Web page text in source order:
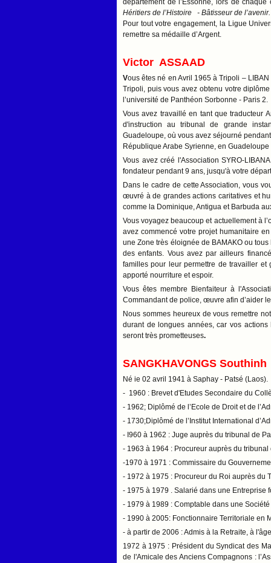
département de l’Essonne, lors de
Héritiers de l’Histoire - Bâtisseur de l’avenir.
Pour tout votre engagement, la Ligue
remettre sa médaille d’Argent.
Victor ASSAAD
Vous êtes né en Avril 1965 à Tripoli –
Tripoli, puis vous avez obtenu votre
l’université de Panthéon Sorbonne - Paris 2.
Vous avez travaillé en tant que traducteur
d'instruction au tribunal de grande
Guadeloupe, où vous avez séjourné
République Arabe Syrienne, en Guadeloupe
Vous avez créé l'Association SYRO-
fondateur pendant 9 ans, jusqu'à votre
Dans le cadre de cette Association, vous
œuvré à de grandes actions caritatives et
comme la Dominique, Antigua et Barbuda
Vous voyagez beaucoup et actuellement à
avez commencé votre projet humanitaire
une Zone très éloignée de BAMAKO ou
des enfants. Vous avez par ailleurs
familles pour leur permettre de travailler
apporté nourriture et espoir.
Vous êtes membre Bienfaiteur à
Commandant de police, œuvre afin d’aider
Nous sommes heureux de vous remettre
durant de longues années, car vos
seront très prometteuses.
SANGKHAVONGS Southinh
Né ie 02 avril 1941 à Saphay - Patsé (Laos).
- 1960 : Brevet d'Etudes Secondaire du
- 1962; Diplômé de l’Ecole de Droit et de
- 1730;Diplômé de l’Institut International
- I960 à 1962 : Juge auprès du tribunal de
- 1963 à 1964 : Procureur auprès du tribunal
-1970 à 1971 : Commissaire du
- 1972 à 1975 : Procureur du Roi auprès du
- 1975 à 1979 . Salarié dans une Entreprise
- 1979 à 1989 : Comptable dans une
- 1990 à 2005: Fonctionnaire Territoriale en
- à partir de 2006 : Admis à la Retraite, à
1972 à 1975 : Président du Syndicat des
de l'Amicale des Anciens Compagnons :